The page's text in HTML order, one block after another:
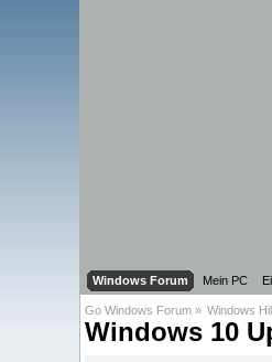
Windows Forum Mein PC
Go Windows Forum » Windows
Windows 10